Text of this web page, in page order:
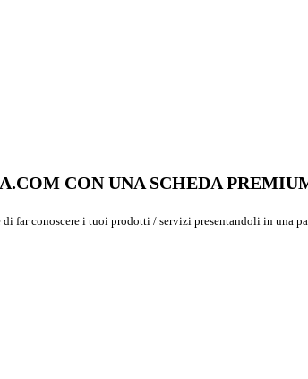
CON UNA SCHEDA
far conoscere i tuoi prodotti / servizi presentandoli in una